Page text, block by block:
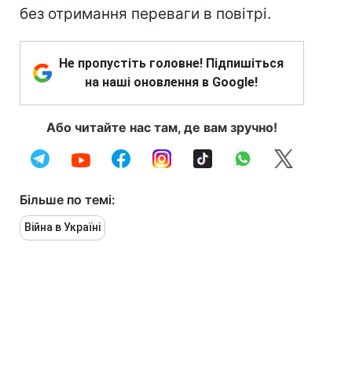
без отримання переваги в повітрі.
Не пропустіть головне! Підпишіться
на наші оновлення в Google!
Або читайте нас там, де вам зручно!
Більше по темі:
Війна в Україні